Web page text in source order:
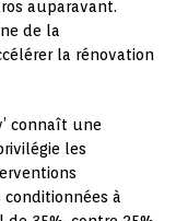
auparavant.
de la
la rénovation
connaît une
les
conditionnées à